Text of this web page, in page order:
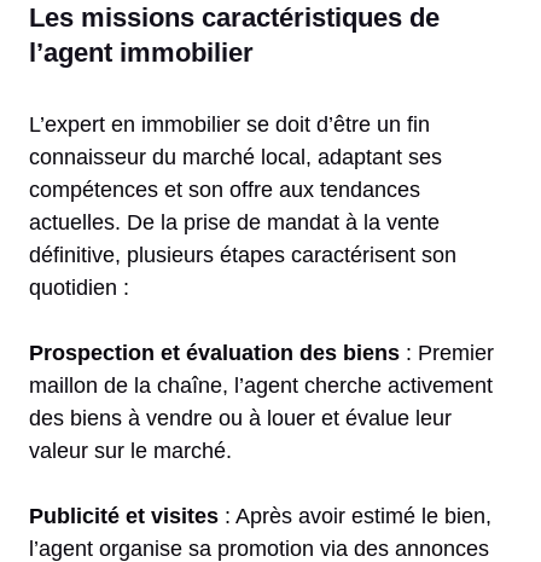
Les missions caractéristiques de
l’agent immobilier
L’expert en immobilier se doit d’être un fin
connaisseur du marché local, adaptant ses
compétences et son offre aux tendances
actuelles. De la prise de mandat à la vente
définitive, plusieurs étapes caractérisent son
quotidien :
Prospection et évaluation des biens : Premier
maillon de la chaîne, l’agent cherche activement
des biens à vendre ou à louer et évalue leur
valeur sur le marché.
Publicité et visites : Après avoir estimé le bien,
l’agent organise sa promotion via des annonces